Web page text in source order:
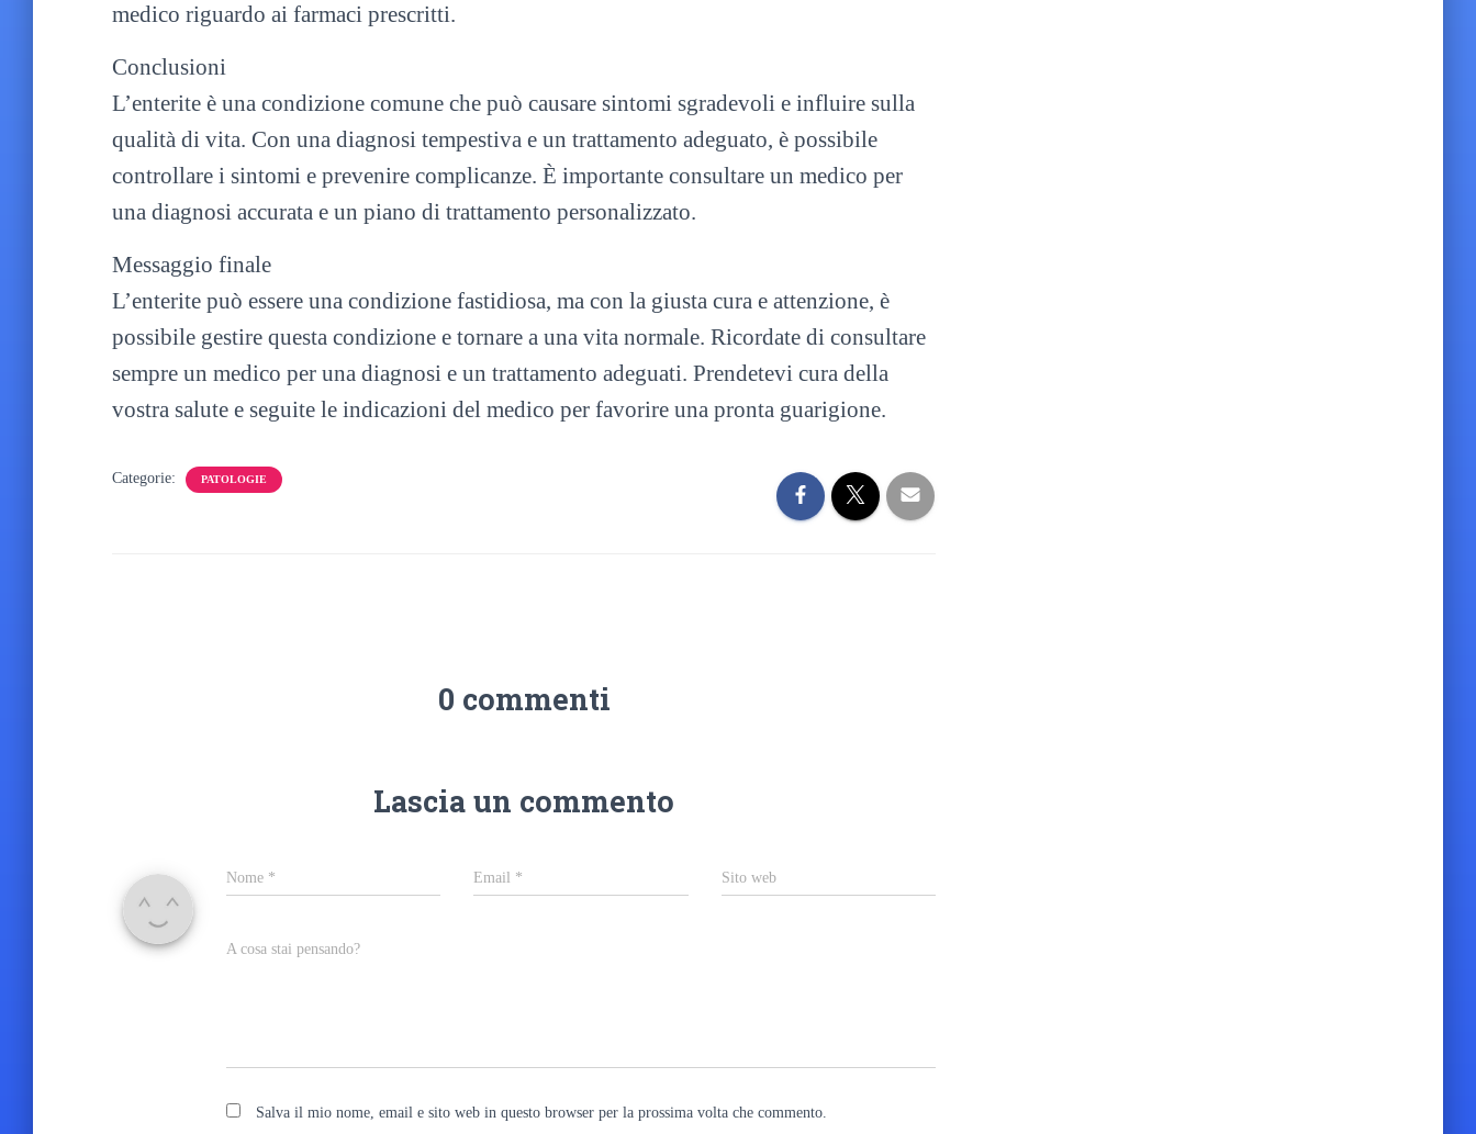
medico riguardo ai farmaci prescritti.
Conclusioni
L’enterite è una condizione comune che può causare sintomi sgradevoli e influire sulla
qualità di vita. Con una diagnosi tempestiva e un trattamento adeguato, è possibile
controllare i sintomi e prevenire complicanze. È importante consultare un medico per
una diagnosi accurata e un piano di trattamento personalizzato.
Messaggio finale
L’enterite può essere una condizione fastidiosa, ma con la giusta cura e attenzione, è
possibile gestire questa condizione e tornare a una vita normale. Ricordate di consultare
sempre un medico per una diagnosi e un trattamento adeguati. Prendetevi cura della
vostra salute e seguite le indicazioni del medico per favorire una pronta guarigione.
Categorie: PATOLOGIE
0 commenti
Lascia un commento
Nome * Email * Sito web
A cosa stai pensando?
Salva il mio nome, email e sito web in questo browser per la prossima volta che commento.